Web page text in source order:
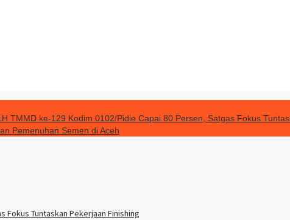
TMMD ke-129 Kodim 0102/Pidie Capai 80 Persen, Satgas Fokus
Pemenuhan Semen di Aceh
Fokus Tuntaskan Pekerjaan Finishing